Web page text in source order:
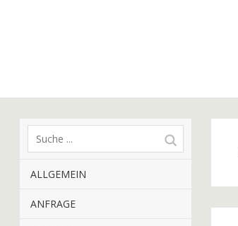
ALLGEMEIN
ANFRAGE